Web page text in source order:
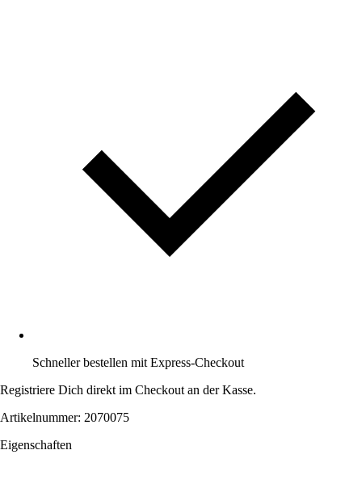
Schneller bestellen mit Express-Checkout
Registriere Dich direkt im Checkout an der Kasse.
Artikelnummer: 2070075
Eigenschaften